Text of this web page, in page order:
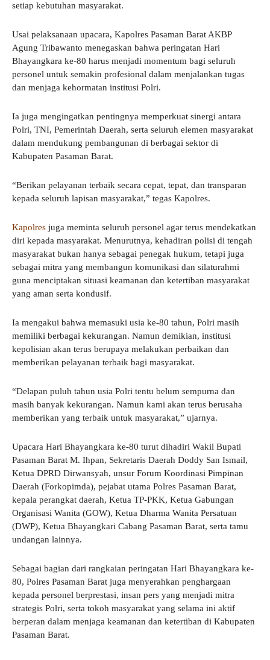
setiap kebutuhan masyarakat.
Usai pelaksanaan upacara, Kapolres Pasaman Barat AKBP
Agung Tribawanto menegaskan bahwa peringatan Hari
Bhayangkara ke-80 harus menjadi momentum bagi seluruh
personel untuk semakin profesional dalam menjalankan tugas
dan menjaga kehormatan institusi Polri.
Ia juga mengingatkan pentingnya memperkuat sinergi antara
Polri, TNI, Pemerintah Daerah, serta seluruh elemen masyarakat
dalam mendukung pembangunan di berbagai sektor di
Kabupaten Pasaman Barat.
“Berikan pelayanan terbaik secara cepat, tepat, dan transparan
kepada seluruh lapisan masyarakat,” tegas Kapolres.
Kapolres juga meminta seluruh personel agar terus mendekatkan
diri kepada masyarakat. Menurutnya, kehadiran polisi di tengah
masyarakat bukan hanya sebagai penegak hukum, tetapi juga
sebagai mitra yang membangun komunikasi dan silaturahmi
guna menciptakan situasi keamanan dan ketertiban masyarakat
yang aman serta kondusif.
Ia mengakui bahwa memasuki usia ke-80 tahun, Polri masih
memiliki berbagai kekurangan. Namun demikian, institusi
kepolisian akan terus berupaya melakukan perbaikan dan
memberikan pelayanan terbaik bagi masyarakat.
“Delapan puluh tahun usia Polri tentu belum sempurna dan
masih banyak kekurangan. Namun kami akan terus berusaha
memberikan yang terbaik untuk masyarakat,” ujarnya.
Upacara Hari Bhayangkara ke-80 turut dihadiri Wakil Bupati
Pasaman Barat M. Ihpan, Sekretaris Daerah Doddy San Ismail,
Ketua DPRD Dirwansyah, unsur Forum Koordinasi Pimpinan
Daerah (Forkopimda), pejabat utama Polres Pasaman Barat,
kepala perangkat daerah, Ketua TP-PKK, Ketua Gabungan
Organisasi Wanita (GOW), Ketua Dharma Wanita Persatuan
(DWP), Ketua Bhayangkari Cabang Pasaman Barat, serta tamu
undangan lainnya.
Sebagai bagian dari rangkaian peringatan Hari Bhayangkara ke-
80, Polres Pasaman Barat juga menyerahkan penghargaan
kepada personel berprestasi, insan pers yang menjadi mitra
strategis Polri, serta tokoh masyarakat yang selama ini aktif
berperan dalam menjaga keamanan dan ketertiban di Kabupaten
Pasaman Barat.